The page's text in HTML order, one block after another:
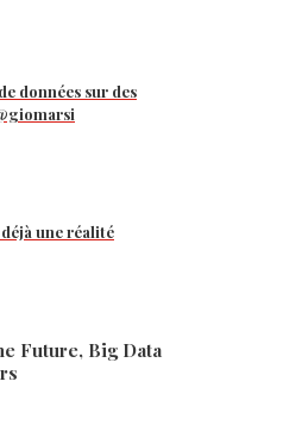
données sur des
une réalité
Future, Big Data